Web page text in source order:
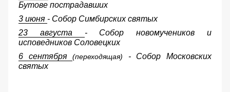
Бутове пострадавших
3 июня - Собор Симбирских святых
23 августа - Собор новомучеников и
исповедников Соловецких
6 сентября(переходящая)
- Собор Московских
святых